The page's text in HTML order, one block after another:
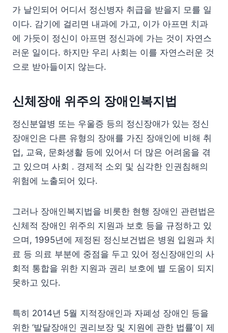
가 날인되어 어디서 정신병자 취급을 받을지 모를 일
이다. 감기에 걸리면 내과에 가고, 이가 아프면 치과
에 가듯이 정신이 아프면 정신과에 가는 것이 자연스
러운 일이다. 하지만 우리 사회는 이를 자연스러운 것
으로 받아들이지 않는다.
신체장애 위주의 장애인복지법
정신분열병 또는 우울증 등의 정신장애가 있는 정신
장애인은 다른 유형의 장애를 가진 장애인에 비해 취
업, 교육, 문화생활 등에 있어서 더 많은 어려움을 겪
고 있으며 사회 ․ 경제적 소외 및 심각한 인권침해의
위험에 노출되어 있다.
그러나 장애인복지법을 비롯한 현행 장애인 관련법은
신체적 장애인 위주의 지원과 보호 등을 규정하고 있
으며, 1995년에 제정된 정신보건법은 병원 입원과 치
료 등 의료 부분에 중점을 두고 있어 정신장애인의 사
회적 통합을 위한 지원과 권리 보호에 별 도움이 되지
못하고 있다.
특히 2014년 5월 지적장애인과 자폐성 장애인 등을
위한 ‘발달장애인 권리보장 및 지원에 관한 법률’이 제